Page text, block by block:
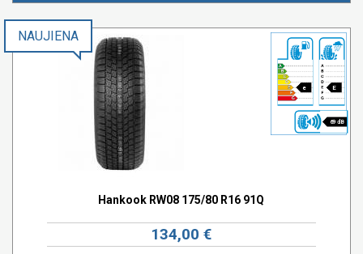
e E
69 dB
NAUJIENA
Hankook RW08 175/80 R16 91Q
134,00 €